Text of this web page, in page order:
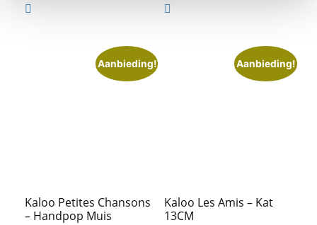
 
Aanbieding!
Kaloo Petites Chansons
– Handpop Muis
Aanbieding!
Kaloo Les Amis – Kat
13CM